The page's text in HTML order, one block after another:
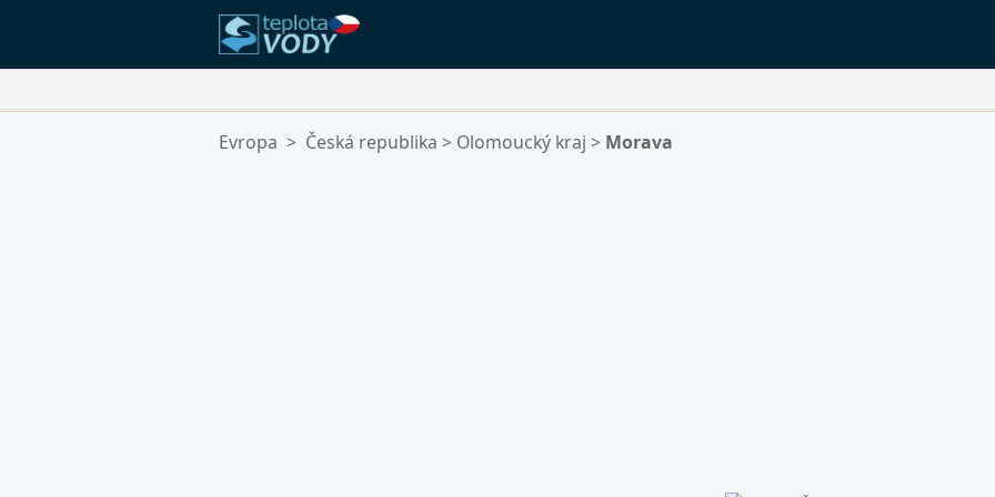
Vaše Oblíbené Lokality:
Evropa > Česká republika > Olomoucký kraj > Morava